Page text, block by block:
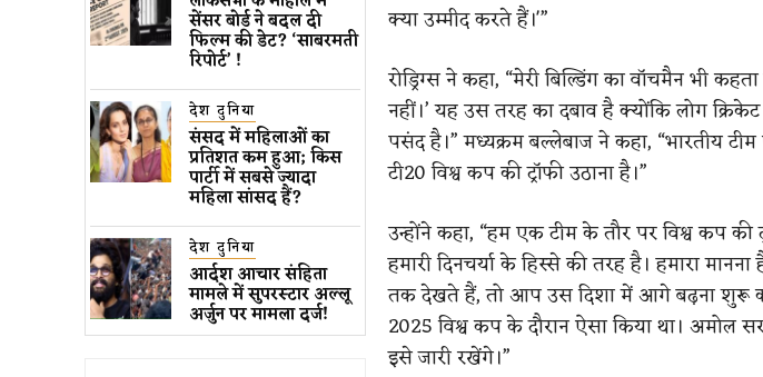
सेंसर बोर्ड ने बदल दी
फिल्म की डेट? ‘साबरमती
रिपोर्ट’ !
देश दुनिया
संसद में महिलाओं का
प्रतिशत कम ​हुआ​; किस
पार्टी में सबसे ज्यादा
महिला सांसद हैं?
देश दुनिया
आर्दश आचार संहिता
मामले में सुपरस्टार अल्लू
अर्जुन पर मामला दर्ज!
क्या उम्मीद करते हैं।'”
रोड्रिग्स ने कहा, “मेरी बिल्डिंग का वॉचमैन भी
नहीं।’ यह उस तरह का दबाव है क्योंकि लोग
पसंद है।” मध्यक्रम बल्लेबाज ने कहा, “भारतीय
टी20 विश्व कप की ट्रॉफी उठाना है।”
उन्होंने कहा, “हम एक टीम के तौर पर विश्व कप
हमारी दिनचर्या के हिस्से की तरह है। हमारा
तक देखते हैं, तो आप उस दिशा में आगे बढ़ना शुरू
2025 विश्व कप के दौरान ऐसा किया था।
इसे जारी रखेंगे।”